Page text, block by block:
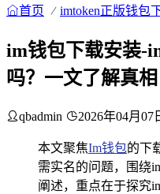
首页 imtoken正版钱包
im钱包下载安装-
吗？一文了解真相
qbadmin 2026年04月07
本文聚焦Im钱包的下
需实名的问题，围绕
阐述，重点在于探究